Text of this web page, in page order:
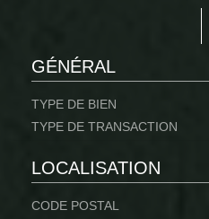
GÉNÉRAL
TYPE DE BIEN
TYPE DE TRANSACTION
LOCALISATION
CODE POSTAL